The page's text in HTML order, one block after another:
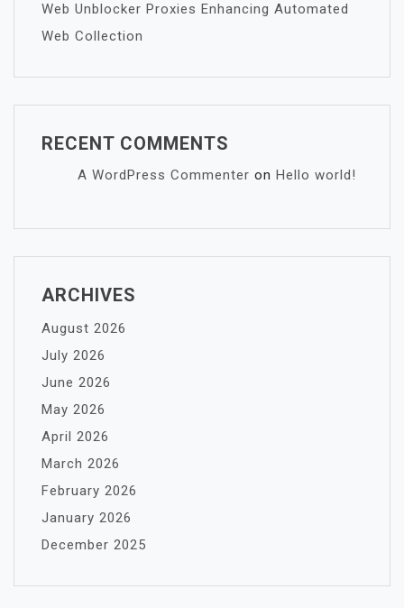
Web Unblocker Proxies Enhancing Automated
Web Collection
RECENT COMMENTS
A WordPress Commenter on Hello world!
ARCHIVES
August 2026
July 2026
June 2026
May 2026
April 2026
March 2026
February 2026
January 2026
December 2025